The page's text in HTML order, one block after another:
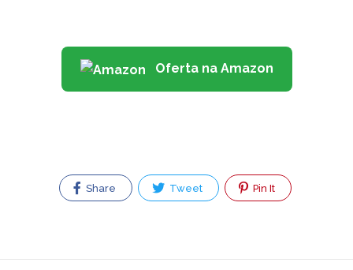
Oferta na Amazon
Share Tweet Pin It